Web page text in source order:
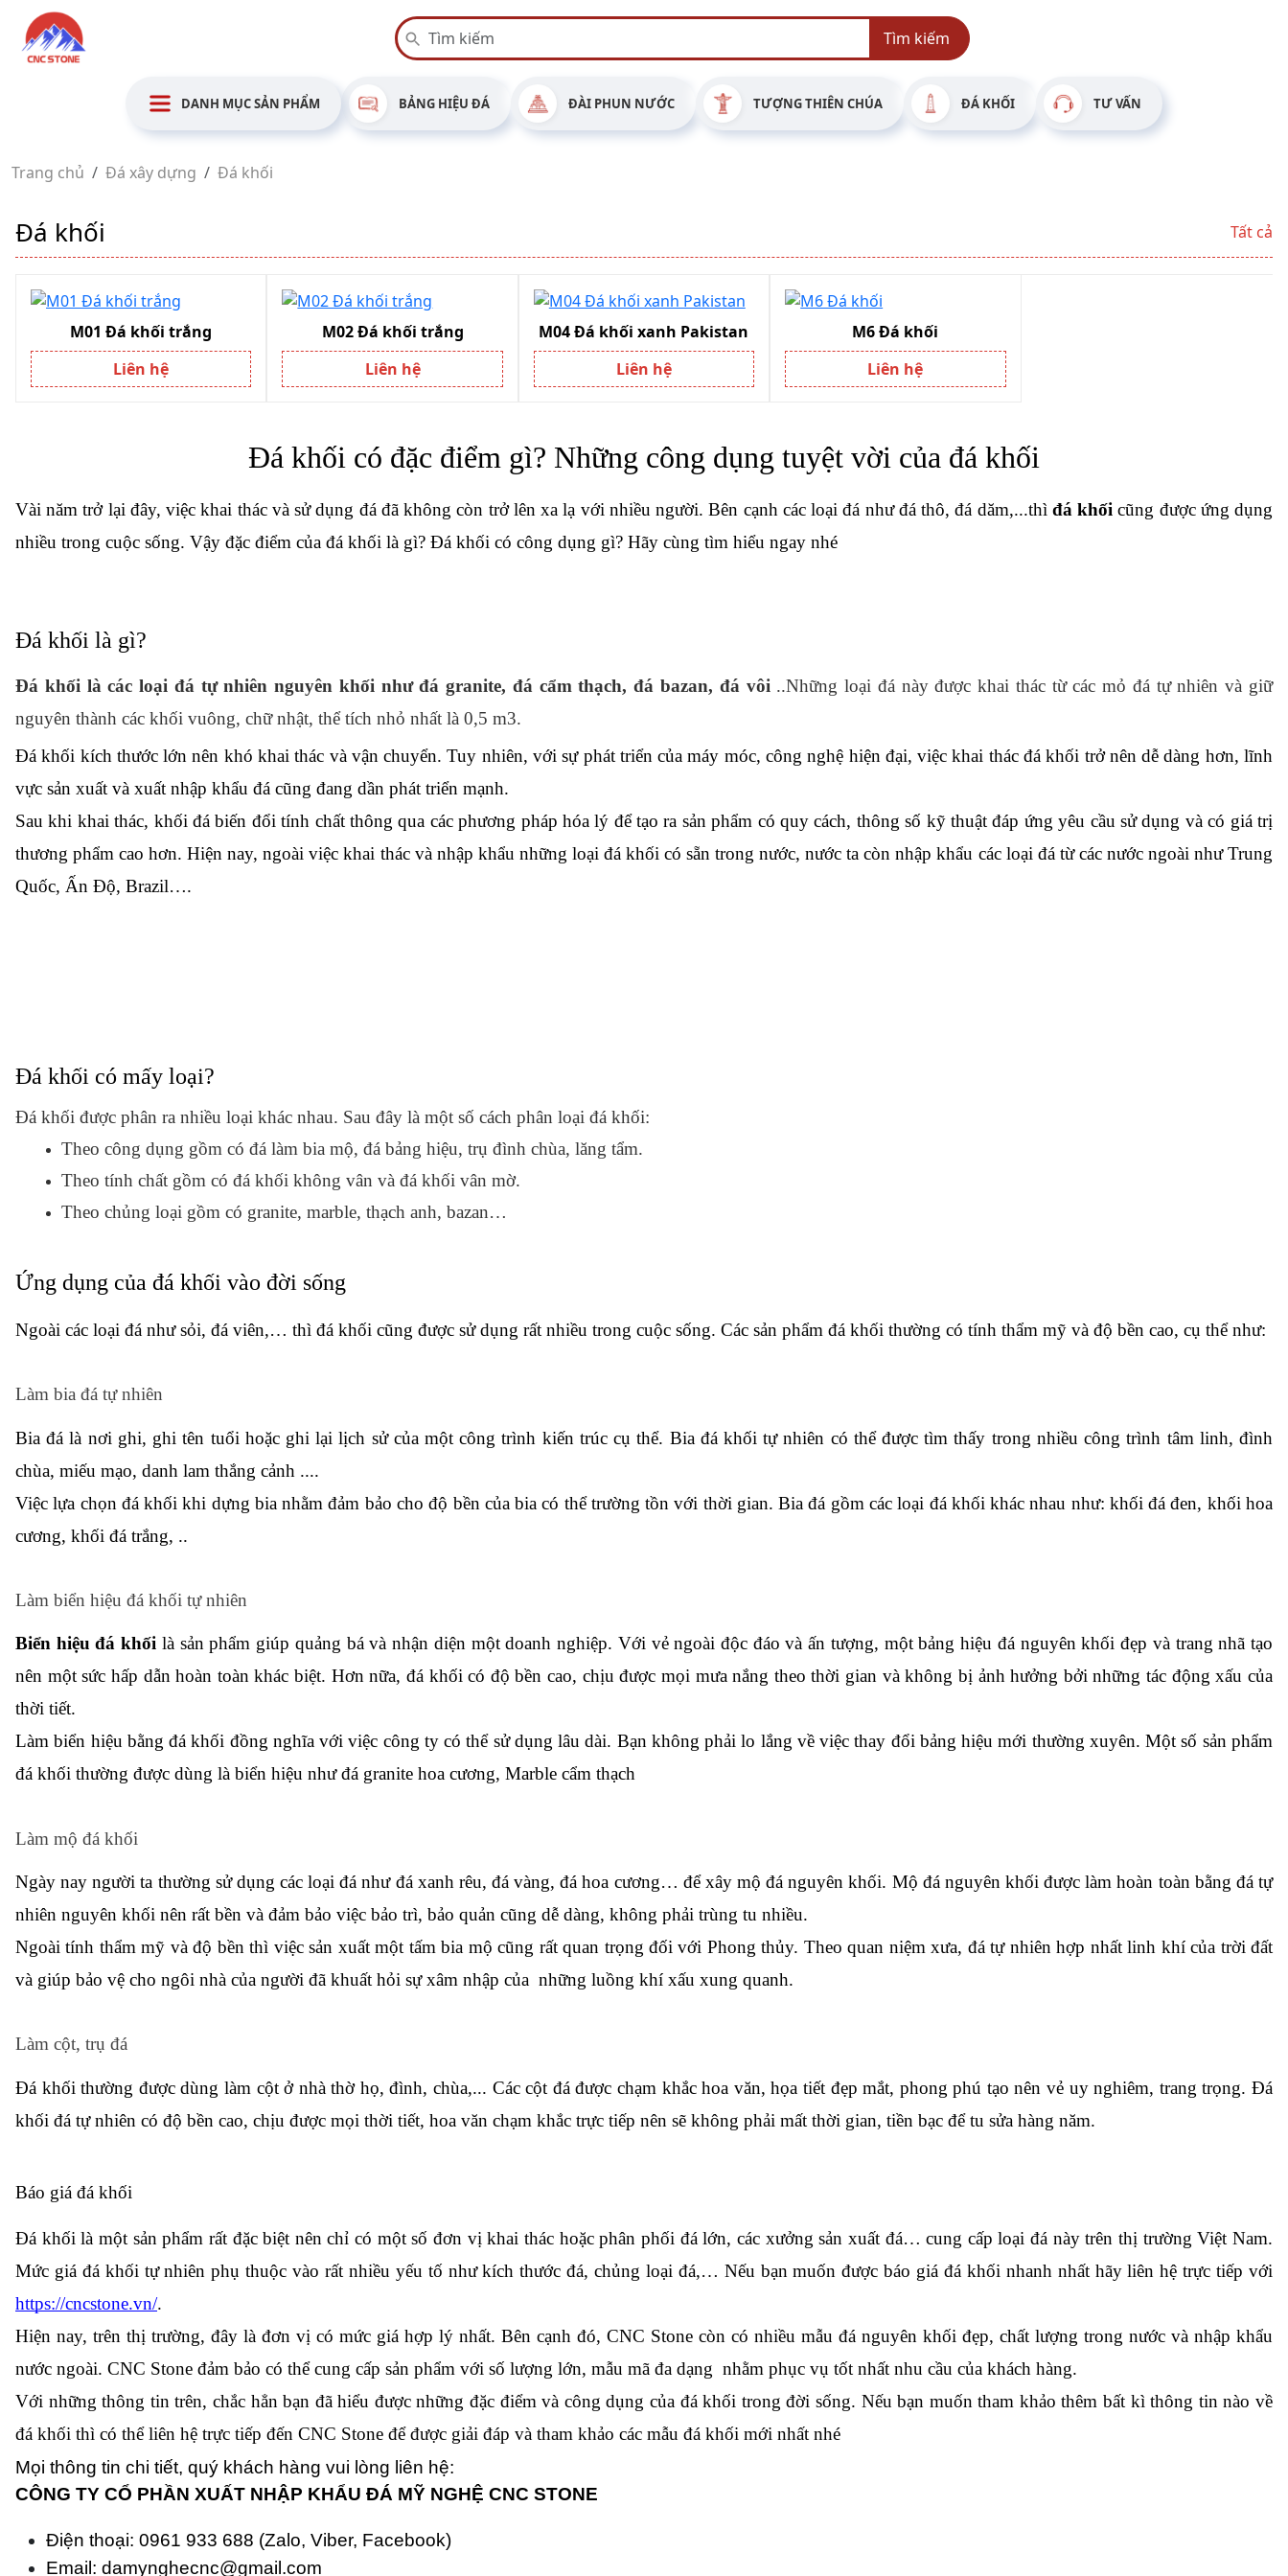
Tìm kiếm
DANH MỤC SẢN PHẨM BẢNG HIỆU ĐÁ ĐÀI PHUN NƯỚC TƯỢNG THIÊN CHÚA ĐÁ KHỐI TƯ VẤN
Trang chủ Đá xây dựng Đá khối
Đá khối Tất cả
M01 Đá khối trắng
Liên hệ
M02 Đá khối trắng
Liên hệ
M04 Đá khối xanh Pakistan
Liên hệ
M6 Đá khối
Liên hệ
Đá khối có đặc điểm gì? Những công dụng tuyệt vời của đá khối
Vài năm trở lại đây, việc khai thác và sử dụng đá đã không còn trở lên xa lạ với nhiều người. Bên cạnh các loại đá như đá thô, đá dăm,...thì đá khối cũng được ứng dụng
nhiều trong cuộc sống. Vậy đặc điểm của đá khối là gì? Đá khối có công dụng gì? Hãy cùng tìm hiểu ngay nhé
Đá khối là gì?
Đá khối là các loại đá tự nhiên nguyên khối như đá granite, đá cẩm thạch, đá bazan, đá vôi ..Những loại đá này được khai thác từ các mỏ đá tự nhiên và giữ
nguyên thành các khối vuông, chữ nhật, thể tích nhỏ nhất là 0,5 m3.
Đá khối kích thước lớn nên khó khai thác và vận chuyển. Tuy nhiên, với sự phát triển của máy móc, công nghệ hiện đại, việc khai thác đá khối trở nên dễ dàng hơn, lĩnh
vực sản xuất và xuất nhập khẩu đá cũng đang dần phát triển mạnh.
Sau khi khai thác, khối đá biến đổi tính chất thông qua các phương pháp hóa lý để tạo ra sản phẩm có quy cách, thông số kỹ thuật đáp ứng yêu cầu sử dụng và có giá trị
thương phẩm cao hơn. Hiện nay, ngoài việc khai thác và nhập khẩu những loại đá khối có sẵn trong nước, nước ta còn nhập khẩu các loại đá từ các nước ngoài như Trung
Quốc, Ấn Độ, Brazil….
Đá khối có mấy loại?
Đá khối được phân ra nhiều loại khác nhau. Sau đây là một số cách phân loại đá khối:
Theo công dụng gồm có đá làm bia mộ, đá bảng hiệu, trụ đình chùa, lăng tẩm.
Theo tính chất gồm có đá khối không vân và đá khối vân mờ.
Theo chủng loại gồm có granite, marble, thạch anh, bazan…
Ứng dụng của đá khối vào đời sống
Ngoài các loại đá như sỏi, đá viên,… thì đá khối cũng được sử dụng rất nhiều trong cuộc sống. Các sản phẩm đá khối thường có tính thẩm mỹ và độ bền cao, cụ thể như:
Làm bia đá tự nhiên
Bia đá là nơi ghi, ghi tên tuổi hoặc ghi lại lịch sử của một công trình kiến trúc cụ thể. Bia đá khối tự nhiên có thể được tìm thấy trong nhiều công trình tâm linh, đình
chùa, miếu mạo, danh lam thắng cảnh ....
Việc lựa chọn đá khối khi dựng bia nhằm đảm bảo cho độ bền của bia có thể trường tồn với thời gian. Bia đá gồm các loại đá khối khác nhau như: khối đá đen, khối hoa
cương, khối đá trắng, ..
Làm biển hiệu đá khối tự nhiên
Biển hiệu đá khối là sản phẩm giúp quảng bá và nhận diện một doanh nghiệp. Với vẻ ngoài độc đáo và ấn tượng, một bảng hiệu đá nguyên khối đẹp và trang nhã tạo
nên một sức hấp dẫn hoàn toàn khác biệt. Hơn nữa, đá khối có độ bền cao, chịu được mọi mưa nắng theo thời gian và không bị ảnh hưởng bởi những tác động xấu của
thời tiết.
Làm biển hiệu bằng đá khối đồng nghĩa với việc công ty có thể sử dụng lâu dài. Bạn không phải lo lắng về việc thay đổi bảng hiệu mới thường xuyên. Một số sản phẩm
đá khối thường được dùng là biển hiệu như đá granite hoa cương, Marble cẩm thạch
Làm mộ đá khối
Ngày nay người ta thường sử dụng các loại đá như đá xanh rêu, đá vàng, đá hoa cương… để xây mộ đá nguyên khối. Mộ đá nguyên khối được làm hoàn toàn bằng đá tự
nhiên nguyên khối nên rất bền và đảm bảo việc bảo trì, bảo quản cũng dễ dàng, không phải trùng tu nhiều.
Ngoài tính thẩm mỹ và độ bền thì việc sản xuất một tấm bia mộ cũng rất quan trọng đối với Phong thủy. Theo quan niệm xưa, đá tự nhiên hợp nhất linh khí của trời đất
và giúp bảo vệ cho ngôi nhà của người đã khuất hỏi sự xâm nhập của  những luồng khí xấu xung quanh.
Làm cột, trụ đá
Đá khối thường được dùng làm cột ở nhà thờ họ, đình, chùa,... Các cột đá được chạm khắc hoa văn, họa tiết đẹp mắt, phong phú tạo nên vẻ uy nghiêm, trang trọng. Đá
khối đá tự nhiên có độ bền cao, chịu được mọi thời tiết, hoa văn chạm khắc trực tiếp nên sẽ không phải mất thời gian, tiền bạc để tu sửa hàng năm.
Báo giá đá khối
Mức giá đá khối tự nhiên phụ thuộc vào rất nhiều yếu tố như kích thước đá, chủng loại đá,… Nếu bạn muốn được báo giá đá khối nhanh nhất
https://cncstone.vn/.
Hiện nay, trên thị trường, đây là đơn vị có mức giá hợp lý nhất. Bên cạnh đó, CNC Stone còn có nhiều mẫu đá nguyên khối đẹp, chất lượng trong nước và nhập khẩu
nước ngoài. CNC Stone đảm bảo có thể cung cấp sản phẩm với số lượng lớn, mẫu mã đa dạng  nhằm phục vụ tốt nhất nhu cầu của khách hàng.
Với những thông tin trên, chắc hẳn bạn đã hiểu được những đặc điểm và công dụng của đá khối trong đời sống. Nếu bạn muốn tham khảo thêm bất kì thông tin nào về
đá khối thì có thể liên hệ trực tiếp đến CNC Stone để được giải đáp và tham khảo các mẫu đá khối mới nhất nhé
Mọi thông tin chi tiết, quý khách hàng vui lòng liên hệ:
CÔNG TY CỔ PHẦN XUẤT NHẬP KHẨU ĐÁ MỸ NGHỆ CNC STONE
Điện thoại: 0961 933 688 (Zalo, Viber, Facebook)
Email: damynghecnc@gmail.com